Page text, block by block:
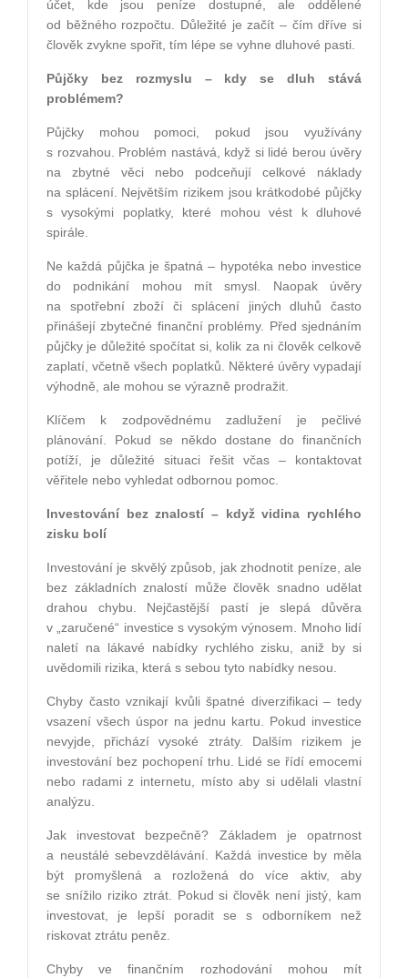
účet, kde jsou peníze dostupné, ale oddělené
od běžného rozpočtu. Důležité je začít – čím dříve si
člověk zvykne spořit, tím lépe se vyhne dluhové pasti.
Půjčky bez rozmyslu – kdy se dluh stává
problémem?
Půjčky mohou pomoci, pokud jsou využívány
s rozvahou. Problém nastává, když si lidé berou úvěry
na zbytné věci nebo podceňují celkové náklady
na splácení. Největším rizikem jsou krátkodobé půjčky
s vysokými poplatky, které mohou vést k dluhové
spirále.
Ne každá půjčka je špatná – hypotéka nebo investice
do podnikání mohou mít smysl. Naopak úvěry
na spotřební zboží či splácení jiných dluhů často
přinášejí zbytečné finanční problémy. Před sjednáním
půjčky je důležité spočítat si, kolik za ni člověk celkově
zaplatí, včetně všech poplatků. Některé úvěry vypadají
výhodně, ale mohou se výrazně prodražit.
Klíčem k zodpovědnému zadlužení je pečlivé
plánování. Pokud se někdo dostane do finančních
potíží, je důležité situaci řešit včas – kontaktovat
věřitele nebo vyhledat odbornou pomoc.
Investování bez znalostí – když vidina rychlého
zisku bolí
Investování je skvělý způsob, jak zhodnotit peníze, ale
bez základních znalostí může člověk snadno udělat
drahou chybu. Nejčastější pastí je slepá důvěra
v „zaručené“ investice s vysokým výnosem. Mnoho lidí
naletí na lákavé nabídky rychlého zisku, aniž by si
uvědomili rizika, která s sebou tyto nabídky nesou.
Chyby často vznikají kvůli špatné diverzifikaci – tedy
vsazení všech úspor na jednu kartu. Pokud investice
nevyjde, přichází vysoké ztráty. Dalším rizikem je
investování bez pochopení trhu. Lidé se řídí emocemi
nebo radami z internetu, místo aby si udělali vlastní
analýzu.
Jak investovat bezpečně? Základem je opatrnost
a neustálé sebevzdělávání. Každá investice by měla
být promyšlená a rozložená do více aktiv, aby
se snížilo riziko ztrát. Pokud si člověk není jistý, kam
investovat, je lepší poradit se s odborníkem než
riskovat ztrátu peněz.
Chyby ve finančním rozhodování mohou mít